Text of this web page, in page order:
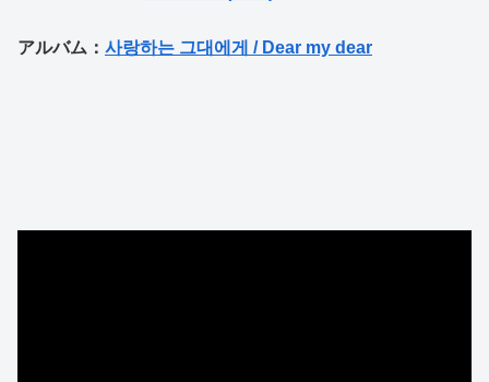
アルバム： 사랑하는 그대에게 / Dear my dear